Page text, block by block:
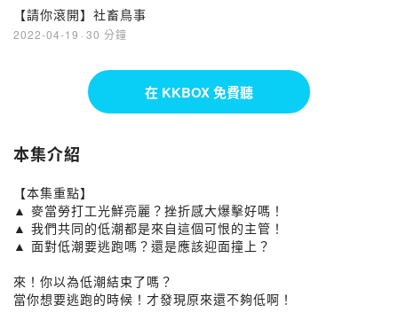
【請你滾開】社畜鳥事
2022-04-19 · 30 分鐘
在 KKBOX 免費聽
本集介紹
【本集重點】
▲ 麥當勞打工光鮮亮麗？挫折感大爆擊好嗎！
▲ 我們共同的低潮都是來自這個可恨的主管！
▲ 面對低潮要逃跑嗎？還是應該迎面撞上？
來！你以為低潮結束了嗎？
當你想要逃跑的時候！才發現原來還不夠低啊！